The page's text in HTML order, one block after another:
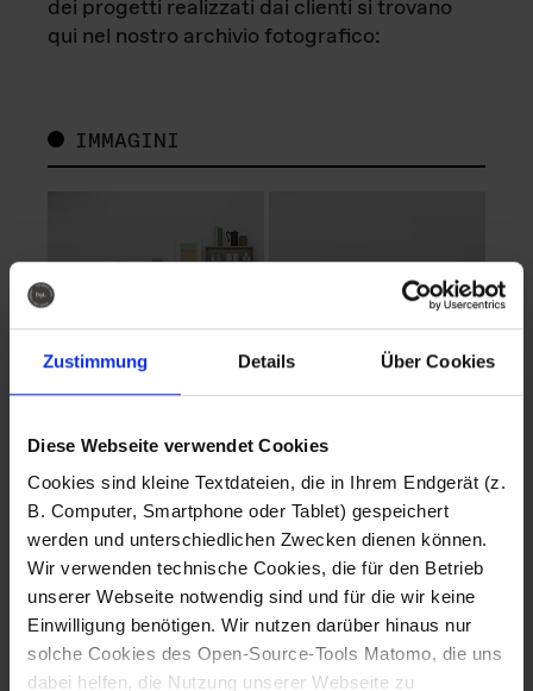
Zustimmung Details Über Cookies
Diese Webseite verwendet Cookies
Cookies sind kleine Textdateien, die in Ihrem Endgerät (z.
B. Computer, Smartphone oder Tablet) gespeichert
werden und unterschiedlichen Zwecken dienen können.
Wir verwenden technische Cookies, die für den Betrieb
unserer Webseite notwendig sind und für die wir keine
Einwilligung benötigen. Wir nutzen darüber hinaus nur
solche Cookies des Open-Source-Tools Matomo, die uns
dabei helfen, die Nutzung unserer Webseite zu
dei progetti realizzati dai clienti si trovano
qui nel nostro archivio fotografico:
IMMAGINI
Fotografo: Lorenz
Sternbach
Download
Fotografo: Lorenz
Sternbach
Download